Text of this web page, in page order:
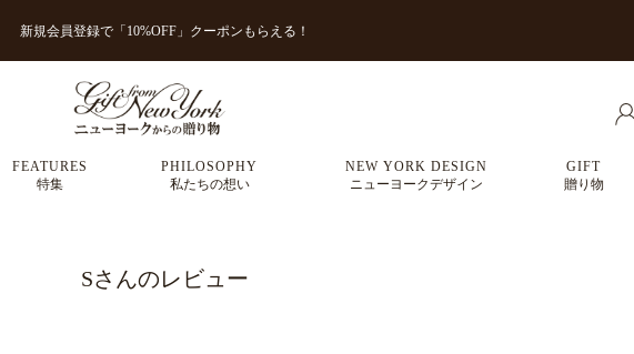
新規会員登録で「10%OFF」クーポンもらえる！
FEATURES
特集
PHILOSOPHY
私たちの想い
NEW YORK DESIGN
ニューヨークデザイン
GIFT
贈り物
Sさんのレビュー